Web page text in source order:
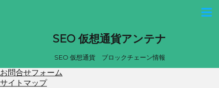
SEO 仮想通貨アンテナ
SEO 仮想通貨 ブロックチェーン情報
お問合せフォーム
サイトマップ